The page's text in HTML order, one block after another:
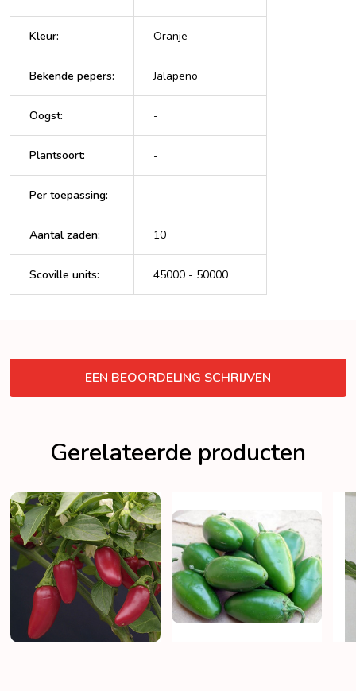
Kleur: Oranje
Bekende pepers: Jalapeno
Oogst: -
Plantsoort: -
Per toepassing: -
Aantal zaden: 10
Scoville units: 45000 - 50000
EEN BEOORDELING SCHRIJVEN
Gerelateerde producten